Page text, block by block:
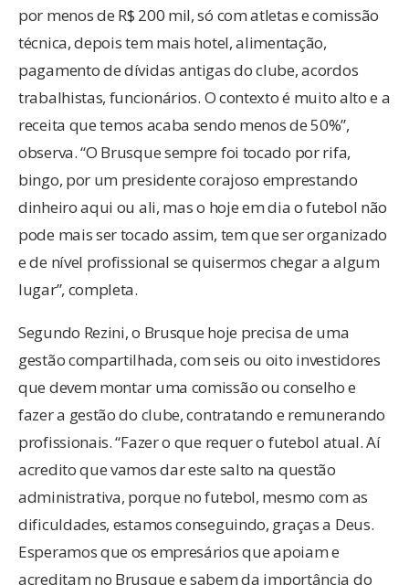
por menos de R$ 200 mil, só com atletas e comissão
técnica, depois tem mais hotel, alimentação,
pagamento de dívidas antigas do clube, acordos
trabalhistas, funcionários. O contexto é muito alto e a
receita que temos acaba sendo menos de 50%”,
observa. “O Brusque sempre foi tocado por rifa,
bingo, por um presidente corajoso emprestando
dinheiro aqui ou ali, mas o hoje em dia o futebol não
pode mais ser tocado assim, tem que ser organizado
e de nível profissional se quisermos chegar a algum
lugar”, completa.
Segundo Rezini, o Brusque hoje precisa de uma
gestão compartilhada, com seis ou oito investidores
que devem montar uma comissão ou conselho e
fazer a gestão do clube, contratando e remunerando
profissionais. “Fazer o que requer o futebol atual. Aí
acredito que vamos dar este salto na questão
administrativa, porque no futebol, mesmo com as
dificuldades, estamos conseguindo, graças a Deus.
Esperamos que os empresários que apoiam e
acreditam no Brusque e sabem da importância do